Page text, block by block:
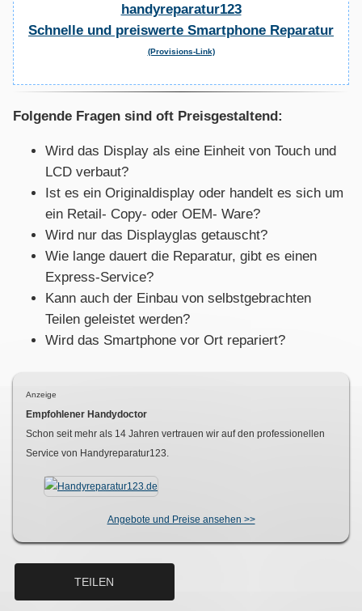
handyreparatur123
Schnelle und preiswerte Smartphone Reparatur
(Provisions-Link)
Folgende Fragen sind oft Preisgestaltend:
Wird das Display als eine Einheit von Touch und
LCD verbaut?
Ist es ein Originaldisplay oder handelt es sich um
ein Retail- Copy- oder OEM- Ware?
Wird nur das Displayglas getauscht?
Wie lange dauert die Reparatur, gibt es einen
Express-Service?
Kann auch der Einbau von selbstgebrachten
Teilen geleistet werden?
Wird das Smartphone vor Ort repariert?
Anzeige
Empfohlener Handydoctor
Schon seit mehr als 14 Jahren vertrauen wir auf den professionellen
Service von Handyreparatur123.
Angebote und Preise ansehen >>
TEILEN